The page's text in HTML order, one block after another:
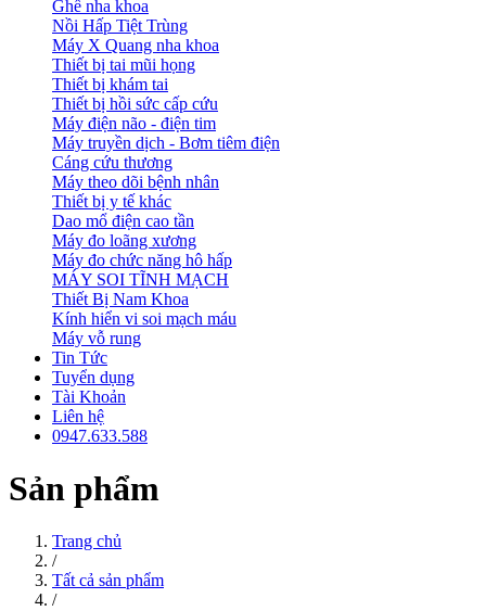
Ghế nha khoa
Nồi Hấp Tiệt Trùng
Máy X Quang nha khoa
Thiết bị tai mũi họng
Thiết bị khám tai
Thiết bị hồi sức cấp cứu
Máy điện não - điện tim
Máy truyền dịch - Bơm tiêm điện
Cáng cứu thương
Máy theo dõi bệnh nhân
Thiết bị y tế khác
Dao mổ điện cao tần
Máy đo loãng xương
Máy đo chức năng hô hấp
MÁY SOI TĨNH MẠCH
Thiết Bị Nam Khoa
Kính hiển vi soi mạch máu
Máy vỗ rung
Tin Tức
Tuyển dụng
Tài Khoản
Liên hệ
0947.633.588
Sản phẩm
Trang chủ
/
Tất cả sản phẩm
/